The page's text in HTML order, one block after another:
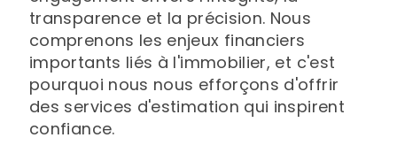
transparence et la précision. Nous
comprenons les enjeux financiers
importants liés à l'immobilier, et c'est
pourquoi nous nous efforçons d'offrir
des services d'estimation qui inspirent
confiance.